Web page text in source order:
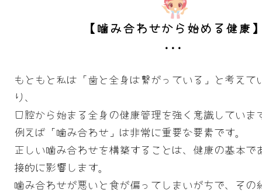
【噛み合わせから始める健康
もともと私は「歯と全身は繋がっている」と考えて
り、
口腔から始まる全身の健康管理を強く意識していま
例えば「噛み合わせ」は非常に重要な要素です。
正しい噛み合わせを構築することは、健康の基本で
接的に影響します。
噛み合わせが悪いと食が偏ってしまいがちで、その